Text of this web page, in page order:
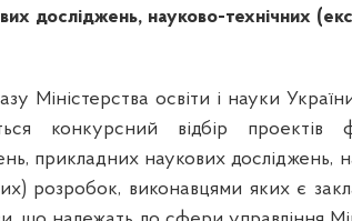
досліджень, науково-технічних
Міністерства освіти і науки
конкурсний відбір проектів
прикладних наукових досліджень,
розробок, виконавцями яких є